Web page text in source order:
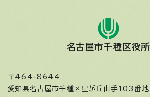
名古屋市千種区役所
〒464-8644
愛知県名古屋市千種区星が丘山手103番地